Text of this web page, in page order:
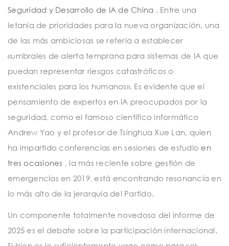
Seguridad y Desarrollo de IA de China . Entre una
letanía de prioridades para la nueva organización, una
de las más ambiciosas se refería a establecer
«umbrales de alerta temprana para sistemas de IA que
puedan representar riesgos catastróficos o
existenciales para los humanos». Es evidente que el
pensamiento de expertos en IA preocupados por la
seguridad, como el famoso científico informático
Andrew Yao y el profesor de Tsinghua Xue Lan, quien
ha impartido conferencias en sesiones de estudioen
tres ocasiones , la más reciente sobre gestión de
emergencias en 2019, está encontrando resonancia en
lo más alto de la jerarquía del Partido.
Un componente totalmente novedoso del informe de
2025 es el debate sobre la participación internacional.